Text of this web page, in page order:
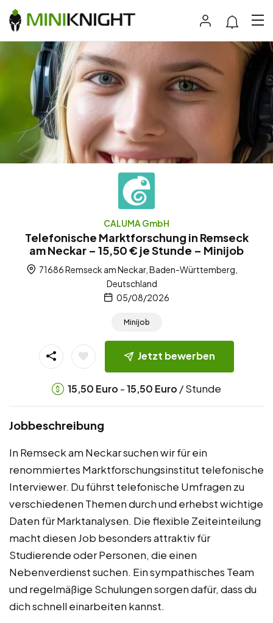
CALUMA GmbH
Telefonische Marktforschung in Remseck
am Neckar – 15,50 € je Stunde – Minijob
71686 Remseck am Neckar, Baden-Württemberg,
Deutschland
05/08/2026
Minijob
Jetzt bewerben
15,50 Euro -15,50 Euro / Stunde
Jobbeschreibung
In Remseck am Neckar suchen wir für ein
renommiertes Marktforschungsinstitut telefonische
Interviewer. Du führst telefonische Umfragen zu
verschiedenen Themen durch und erhebst wichtige
Daten für Marktanalysen. Die flexible Zeiteinteilung
macht diesen Job besonders attraktiv für
Studierende oder Personen, die einen
Nebenverdienst suchen. Ein sympathisches Team
und regelmäßige Schulungen sorgen dafür, dass du
dich schnell einarbeiten kannst.